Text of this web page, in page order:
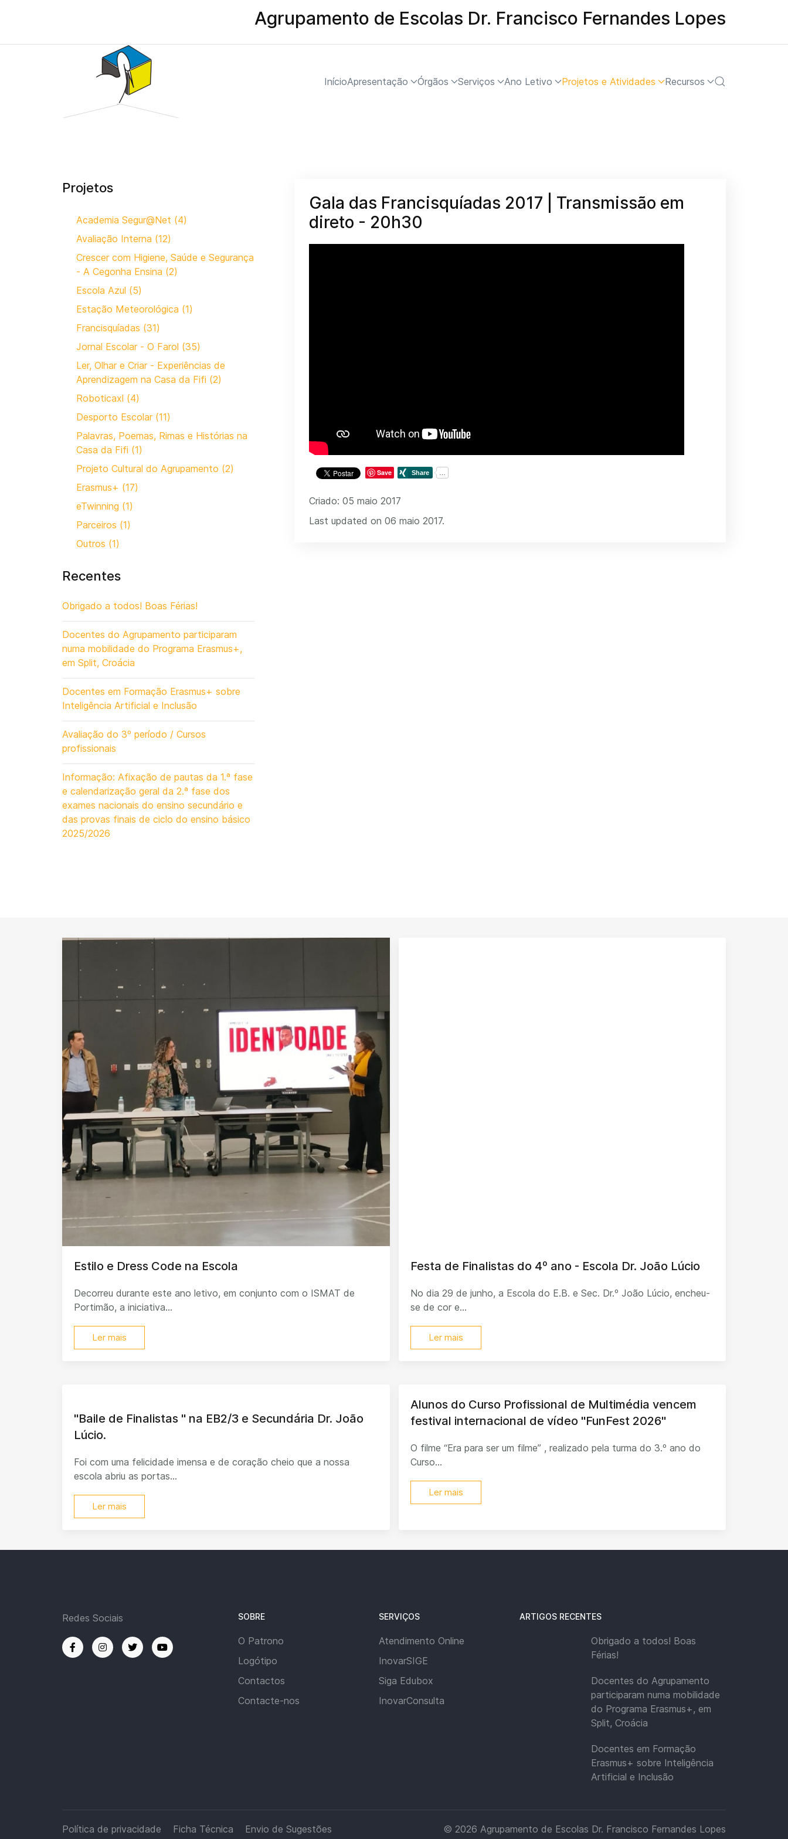
Agrupamento de Escolas Dr. Francisco Fernandes Lopes
InícioApresentação Órgãos Serviços Ano Letivo Projetos e Atividades Recursos
Projetos
Academia Segur@Net (4)
Avaliação Interna (12)
Crescer com Higiene, Saúde e Segurança
- A Cegonha Ensina (2)
Escola Azul (5)
Estação Meteorológica (1)
Francisquíadas (31)
Jornal Escolar - O Farol (35)
Ler, Olhar e Criar - Experiências de
Aprendizagem na Casa da Fifi (2)
Roboticaxl (4)
Desporto Escolar (11)
Palavras, Poemas, Rimas e Histórias na
Casa da Fifi (1)
Projeto Cultural do Agrupamento (2)
Erasmus+ (17)
eTwinning (1)
Parceiros (1)
Outros (1)
Recentes
Obrigado a todos! Boas Férias!
Docentes do Agrupamento participaram
numa mobilidade do Programa Erasmus+,
em Split, Croácia
Docentes em Formação Erasmus+ sobre
Inteligência Artificial e Inclusão
Avaliação do 3º período / Cursos
profissionais
Informação: Afixação de pautas da 1.ª fase
e calendarização geral da 2.ª fase dos
exames nacionais do ensino secundário e
das provas finais de ciclo do ensino básico
2025/2026
Gala das Francisquíadas 2017 | Transmissão em
direto - 20h30
Save
Criado: 05 maio 2017
Last updated on 06 maio 2017.
Estilo e Dress Code na Escola
Decorreu durante este ano letivo, em conjunto com o ISMAT de
Portimão, a iniciativa...
Ler mais
Festa de Finalistas do 4º ano - Escola Dr. João Lúcio
No dia 29 de junho, a Escola do E.B. e Sec. Dr.º João Lúcio, encheu-
se de cor e...
Ler mais
"Baile de Finalistas " na EB2/3 e Secundária Dr. João
Lúcio.
Foi com uma felicidade imensa e de coração cheio que a nossa
escola abriu as portas...
Ler mais
Alunos do Curso Profissional de Multimédia vencem
festival internacional de vídeo "FunFest 2026"
O filme “Era para ser um filme” , realizado pela turma do 3.º ano do
Curso...
Ler mais
Redes Sociais SOBRE
O Patrono
Logótipo
Contactos
Contacte-nos
SERVIÇOS
Atendimento Online
InovarSIGE
Siga Edubox
InovarConsulta
ARTIGOS RECENTES
Obrigado a todos! Boas
Férias!
Docentes do Agrupamento
participaram numa mobilidade
do Programa Erasmus+, em
Split, Croácia
Docentes em Formação
Erasmus+ sobre Inteligência
Artificial e Inclusão
Política de privacidade Ficha Técnica Envio de Sugestões © 2026 Agrupamento de Escolas Dr. Francisco Fernandes Lopes